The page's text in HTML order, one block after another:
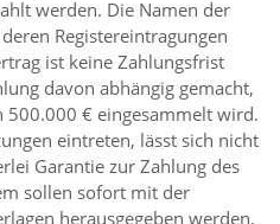
werden. Die Namen der
Registereintragungen
ist keine Zahlungsfrist
davon abhängig gemacht,
500.000 € eingesammelt wird.
eintreten, lässt sich nicht
Garantie zur Zahlung des
sollen sofort mit der
herausgegeben werden.